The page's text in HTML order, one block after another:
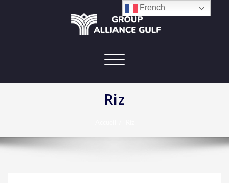
Afficher/masquer
navigation
Riz
French